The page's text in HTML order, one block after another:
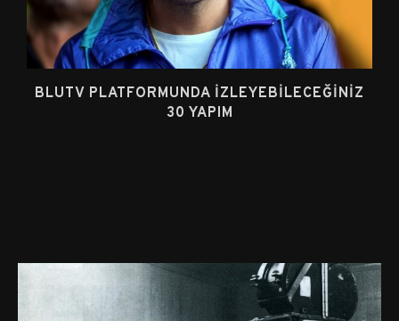
BLUTV PLATFORMUNDA İZLEYEBILECEĞINIZ
30 YAPIM